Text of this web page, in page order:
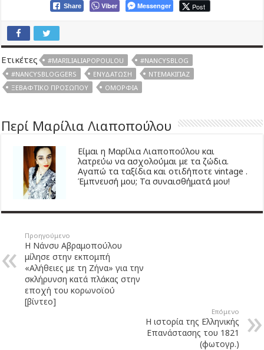
Share Viber Messenger Post
Ετικέτες #MARILIALIAPOPOULOU
#NANCYSBLOG
#NANCYSBLOGGERS
ΕΝΥΔΆΤΩΣΗ
ΝΤΕΜΑΚΙΓΙΆΖ
ΞΕΒΑΦΤΙΚΌ ΠΡΟΣΏΠΟΥ
ΟΜΟΡΦΙΆ
Περί Μαρίλια Λιαποπούλου
Είμαι η Μαρίλια Λιαποπούλου και
λατρεύω να ασχολούμαι με τα ζώδια.
Αγαπώ τα ταξίδια και οτιδήποτε vintage .
Έμπνευσή μου; Τα συναισθήματά μου!
Προηγούμενο
Η Νάνσυ Αβραμοπούλου
μίλησε στην εκπομπή
«Αλήθειες με τη Ζήνα» για την
σκλήρυνση κατά πλάκας στην
εποχή του κορωνοϊού
[βίντεο]
Επόμενο
Η ιστορία της Ελληνικής
Επανάστασης του 1821
(φωτογρ.)